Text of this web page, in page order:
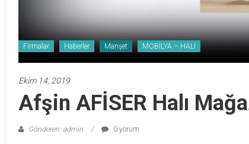
Firmalar Haberler Manşet MOBİLYA – HALI
Ekim 14, 2019
Afşin AFİSER Halı
Gönderen: admin 0 yorum